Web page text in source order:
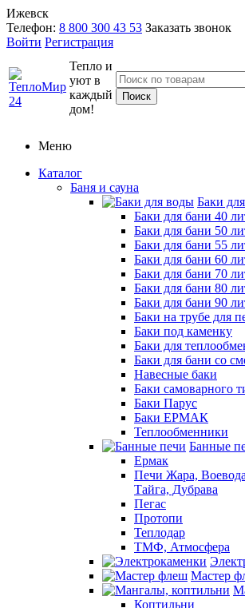
Ижевск
Телефон: 8 800 300 43 53 Заказать звонок
Войти Регистрация
Тепло и
уют в
каждый
дом!
Меню
Каталог
Баня и сауна
Баки
Баки для бани 40
Баки для бани 50
Баки для бани 55
Баки для бани 60
Баки для бани 70
Баки для бани 80
Баки для бани 90
Баки на трубе для
Баки под каменку
Баки для
Баки для бани со
Навесные баки
Баки самоварного
Баки Парус
Баки ЕРМАК
Теплообменники
Банные
Ермак
Печи Жара,
Тайга, Дубрава
Пегас
Протопи
Теплодар
ТМФ, Атмосфера
Мастер
Коптильни